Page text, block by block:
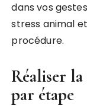
dans vos
stress animal
procédure.
Réaliser la
par étape